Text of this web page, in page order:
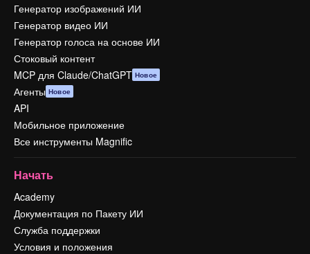
Генератор изображений ИИ
Генератор видео ИИ
Генератор голоса на основе ИИ
Стоковый контент
MCP для Claude/ChatGPT Новое
Агенты Новое
API
Мобильное приложение
Все инструменты Magnific
Начать
Academy
Документация по Пакету ИИ
Служба поддержки
Условия и положения